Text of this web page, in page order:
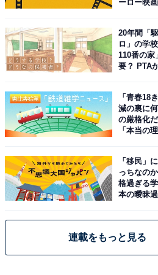
ーロー映
20年間「
ロ」の学
110番の家
要？ PTA
「青春18
減の裏に
の厳格化
「本当の理
「移民」
っちなの
格過ぎる
本の曖昧
連載をもっと見る